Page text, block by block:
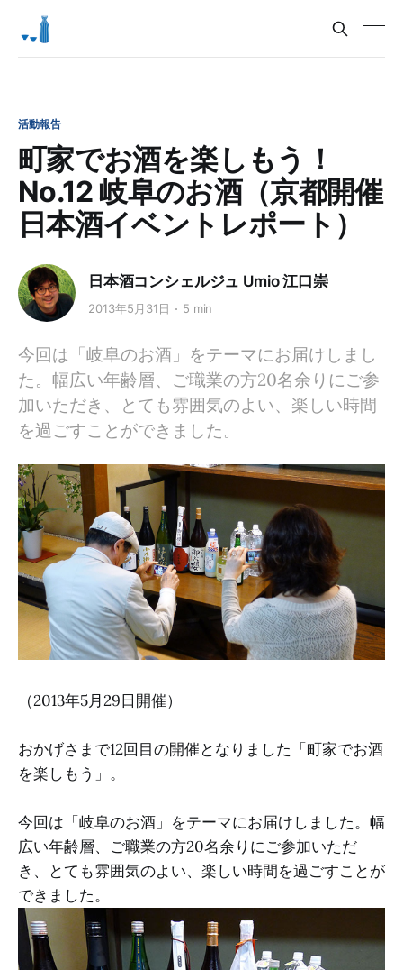
活動報告
町家でお酒を楽しもう！
No.12 岐阜のお酒（京都開催
日本酒イベントレポート）
日本酒コンシェルジュ Umio 江口崇
2013年5月31日 5 min
今回は「岐阜のお酒」をテーマにお届けしまし
た。幅広い年齢層、ご職業の方20名余りにご参
加いただき、とても雰囲気のよい、楽しい時間
を過ごすことができました。
（2013年5月29日開催）
おかげさまで12回目の開催となりました「町家でお酒
を楽しもう」。
今回は「岐阜のお酒」をテーマにお届けしました。幅
広い年齢層、ご職業の方20名余りにご参加いただ
き、とても雰囲気のよい、楽しい時間を過ごすことが
できました。